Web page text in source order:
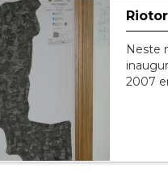
Neste
2007